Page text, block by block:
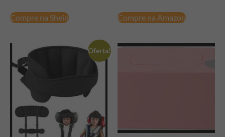
Compre na Shein Compre na Amazon
Oferta!